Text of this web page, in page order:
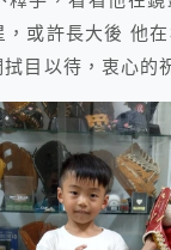
，或許長大後 他
目以待，衷心的